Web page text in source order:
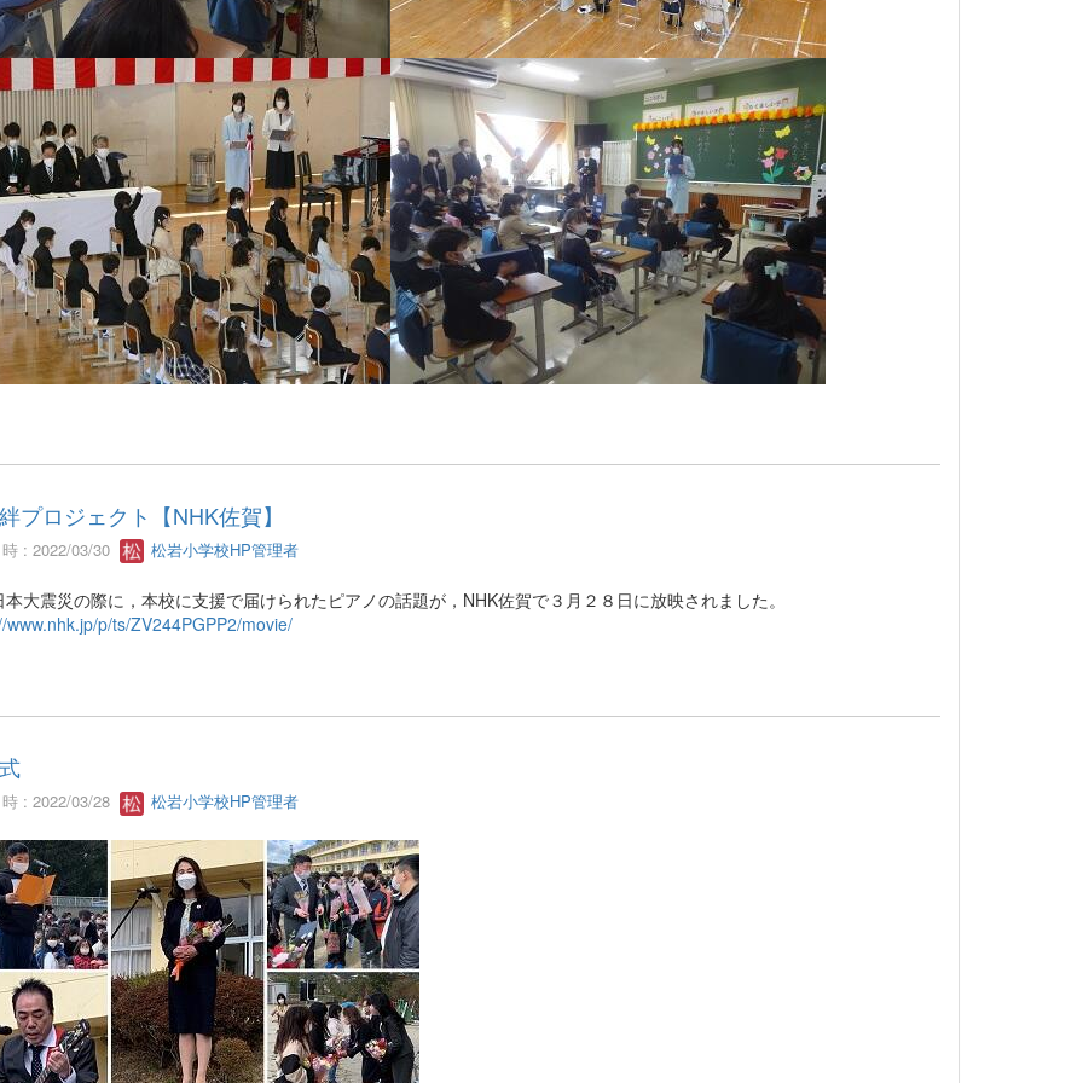
プロジェクト【NHK佐賀】
: 2022/03/30 松岩小学校HP管理者
大震災の際に，本校に支援で届けられたピアノの話題が，NHK佐賀で３月２８日に放映されました。
www.nhk.jp/p/ts/ZV244PGPP2/movie/
: 2022/03/28 松岩小学校HP管理者